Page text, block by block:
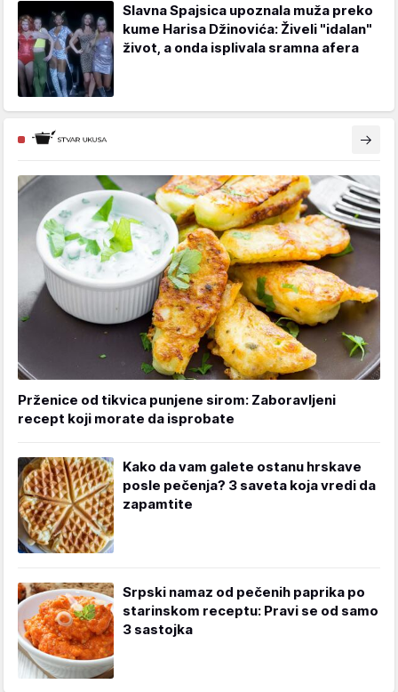
Slavna Spajsica upoznala muža preko
kume Harisa Džinovića: Živeli "idalan"
život, a onda isplivala sramna afera
Prženice od tikvica punjene sirom: Zaboravljeni
recept koji morate da isprobate
Kako da vam galete ostanu hrskave
posle pečenja? 3 saveta koja vredi da
zapamtite
Srpski namaz od pečenih paprika po
starinskom receptu: Pravi se od samo
3 sastojka